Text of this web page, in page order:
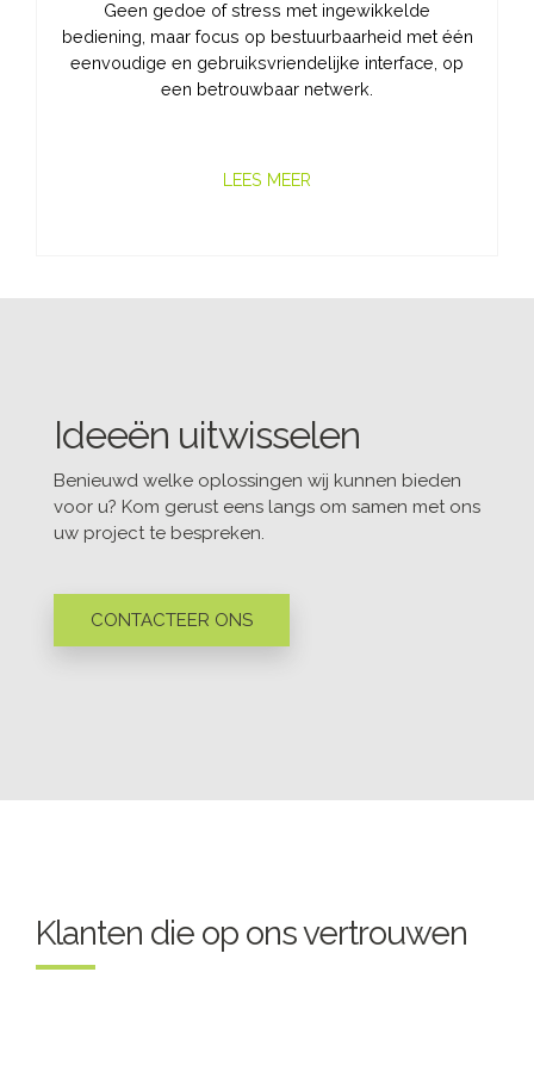
Geen gedoe of stress met ingewikkelde
bediening, maar focus op bestuurbaarheid met één
eenvoudige en gebruiksvriendelijke interface, op
een betrouwbaar netwerk.
LEES MEER
Ideeën uitwisselen
Benieuwd welke oplossingen wij kunnen bieden
voor u? Kom gerust eens langs om samen met ons
uw project te bespreken.
CONTACTEER ONS
Klanten die op ons vertrouwen